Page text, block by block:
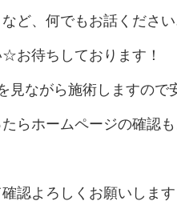
ど、何でもお話ください
☆お待ちしております！
見ながら施術しますの
らホームページの確認も
認よろしくお願いします